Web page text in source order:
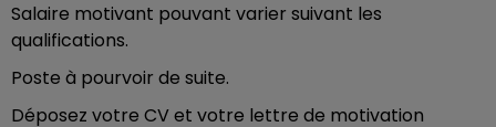
Salaire motivant pouvant varier suivant les
qualifications.
Poste à pourvoir de suite.
Déposez votre CV et votre lettre de motivation